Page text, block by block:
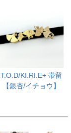
T.O.D/KI.RI.E+ 帯留
【銀杏/イチョウ】